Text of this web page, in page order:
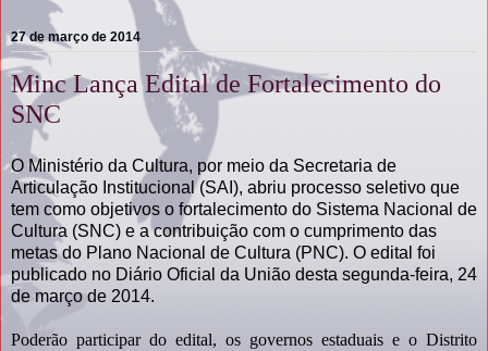
27 de março de 2014
Minc Lança Edital de Fortalecimento do
SNC
O Ministério da Cultura, por meio da Secretaria de
Articulação Institucional (SAI), abriu processo seletivo que
tem como objetivos o fortalecimento do Sistema Nacional de
Cultura (SNC) e a contribuição com o cumprimento das
metas do Plano Nacional de Cultura (PNC). O edital foi
publicado no Diário Oficial da União desta segunda-feira, 24
de março de 2014.
Poderão participar do edital, os governos estaduais e o Distrito